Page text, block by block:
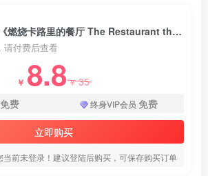
健康&医学纪录片《燃烧卡路里的餐厅 The Restaurant that Burns Off Calories》下载
请付费后查看
￥ 8.8￥35
免费 终身VIP会员 免费
立即购买
当前未登录！建议登陆后购买，可保存购买订单